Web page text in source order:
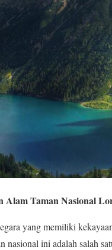
Alam Taman Nasional
yang memiliki
nasional ini adalah salah